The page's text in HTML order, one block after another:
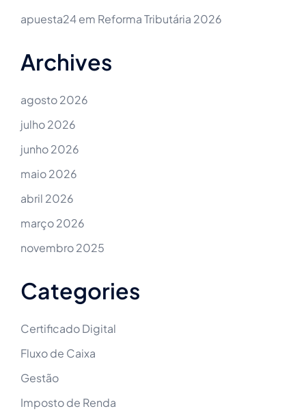
apuesta24em Reforma Tributária 2026
Archives
agosto 2026
julho 2026
junho 2026
maio 2026
abril 2026
março 2026
novembro 2025
Categories
Certificado Digital
Fluxo de Caixa
Gestão
Imposto de Renda